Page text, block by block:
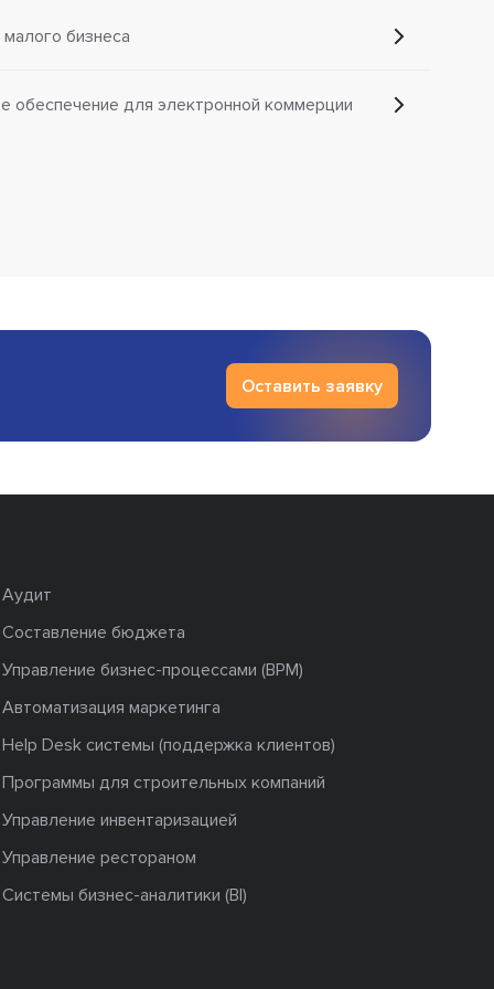
бизнеса
обеспечение для электронной коммерции
Оставить заявку
Аудит
Составление бюджета
Управление бизнес-процессами (BPM)
Автоматизация маркетинга
Help Desk системы (поддержка клиентов)
Программы для строительных компаний
Управление инвентаризацией
Управление рестораном
Системы бизнес-аналитики (BI)